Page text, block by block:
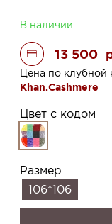
В наличии
13 500
Цена по клубной
Khan.Cashmere
Цвет с кодом
Размер
106*106